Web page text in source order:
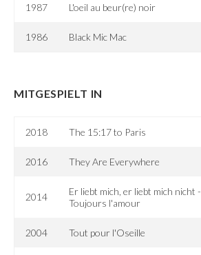
1987 L'oeil au beur(re) noir
1986 Black Mic Mac
MITGESPIELT IN
2018 The 15:17 to Paris
2016 They Are Everywhere
2014
Er liebt mich, er liebt mich nicht -
Toujours l'amour
2004 Tout pour l'Oseille